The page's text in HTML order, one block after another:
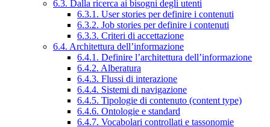
6.3. Dalla ricerca ai bisogni degli utenti
6.3.1. User stories per definire i contenuti
6.3.2. Job stories per definire i contenuti
6.3.3. Criteri di accettazione
6.4. Architettura dell’informazione
6.4.1. Definire l’architettura dell’informazione
6.4.2. Alberatura
6.4.3. Flussi di interazione
6.4.4. Sistemi di navigazione
6.4.5. Tipologie di contenuto (content type)
6.4.6. Ontologie e standard
6.4.7. Vocabolari controllati e tassonomie